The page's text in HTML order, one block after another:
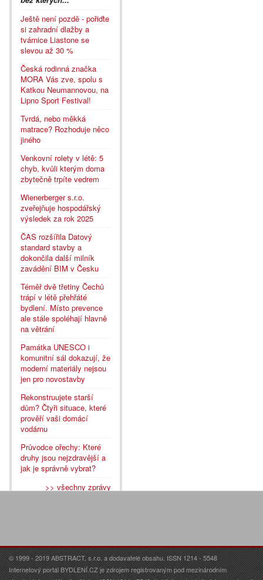
Ještě není pozdě - pořiďte
si zahradní dlažby a
tvárnice Liastone se
slevou až 30 %
Česká rodinná značka
MORA Vás zve, spolu s
Katkou Neumannovou, na
Lipno Sport Festival!
Tvrdá, nebo měkká
matrace? Rozhoduje něco
jiného
Venkovní rolety v létě: 5
chyb, kvůli kterým doma
zbytečně trpíte vedrem
Wienerberger s.r.o.
zveřejňuje hospodářský
výsledek za rok 2025
ČAS rozšířila Datový
standard stavby a
dokončila další milník
zavádění BIM v Česku
Téměř dvě třetiny Čechů
trápí v létě přehřáté
bydlení. Místo prevence
ale stále spoléhají hlavně
na větrání
Památka UNESCO i
komunitní sál dokazují, že
moderní materiály nejsou
jen pro novostavby
Rekonstruujete starší
dům? Čtyři situace, které
prověří vaši domácí
vodárnu
Průvodce ořechy: Které
druhy jsou nejzdravější a
jak je správně vybrat?
>> všechny zprávy
© 1999 - 2019 ABSTRACT, s.r.o. a dodavatelé obsahu. ISSN 1214 - 5548
Internetový portál BYDLENÍ.CZ je zdrojem registrovaným pod mezinárodním